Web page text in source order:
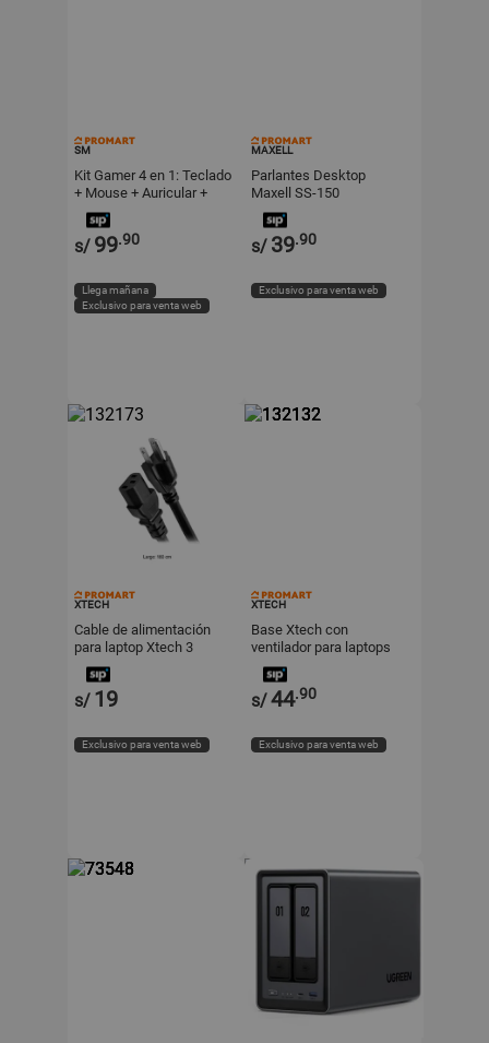
SM
Kit Gamer 4 en 1: Teclado
+ Mouse + Auricular +
Mousepad
s/ 99.90
Llega mañana
Exclusivo para venta web
MAXELL
Parlantes Desktop
Maxell SS-150
s/ 39.90
Exclusivo para venta web
XTECH
Cable de alimentación
para laptop Xtech 3
ranuras
s/ 19
Exclusivo para venta web
XTECH
Base Xtech con
ventilador para laptops
Xta-150
s/44.90
Exclusivo para venta web